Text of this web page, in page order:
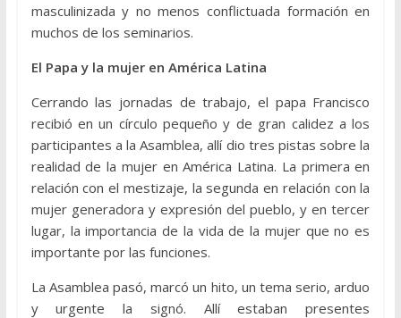
masculinizada y no menos conflictuada formación en
muchos de los seminarios.
El Papa y la mujer en América Latina
Cerrando las jornadas de trabajo, el papa Francisco
recibió en un círculo pequeño y de gran calidez a los
participantes a la Asamblea, allí dio tres pistas sobre la
realidad de la mujer en América Latina. La primera en
relación con el mestizaje, la segunda en relación con la
mujer generadora y expresión del pueblo, y en tercer
lugar, la importancia de la vida de la mujer que no es
importante por las funciones.
La Asamblea pasó, marcó un hito, un tema serio, arduo
y urgente la signó. Allí estaban presentes